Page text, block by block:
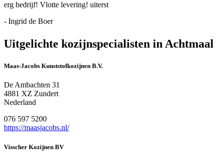
erg bedrijf! Vlotte levering! uiterst
- Ingrid de Boer
Uitgelichte kozijnspecialisten in Achtmaal
Maas-Jacobs Kunststofkozijnen B.V.
De Ambachten 31
4881 XZ Zundert
Nederland
076 597 5200
https://maasjacobs.nl/
Visscher Kozijnen BV